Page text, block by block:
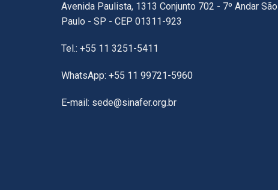
Avenida Paulista, 1313 Conjunto 702 - 7º Andar São
Paulo - SP - CEP 01311-923
Tel.: +55 11 3251-5411
WhatsApp: +55 11 99721-5960
E-mail: sede@sinafer.org.br